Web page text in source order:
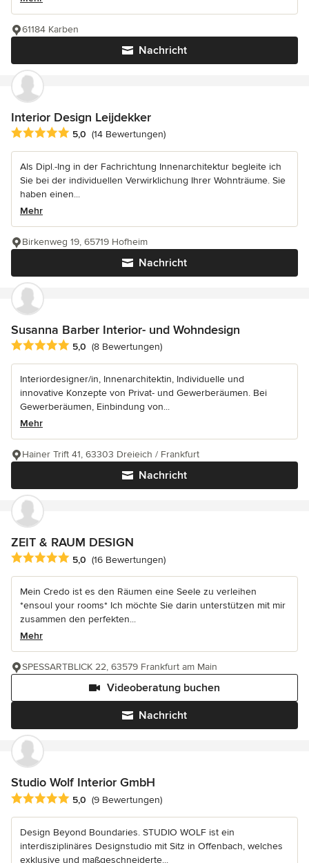
Nachricht
61184 Karben
Interior Design Leijdekker
Durchschnittliche Bewertung: 5 von 5 Sternen
5,0 (14 Bewertungen)
Als Dipl.-Ing in der Fachrichtung Innenarchitektur begleite ich
Sie bei der individuellen Verwirklichung Ihrer Wohnträume. Sie
haben einen...
Mehr
Nachricht
Birkenweg 19, 65719 Hofheim
Susanna Barber Interior- und Wohndesign
Durchschnittliche Bewertung: 5 von 5 Sternen
5,0 (8 Bewertungen)
Interiordesigner/in, Innenarchitektin, Individuelle und
innovative Konzepte von Privat- und Gewerberäumen. Bei
Gewerberäumen, Einbindung von...
Mehr
Nachricht
Hainer Trift 41, 63303 Dreieich / Frankfurt
ZEIT & RAUM DESIGN
Durchschnittliche Bewertung: 5 von 5 Sternen
5,0 (16 Bewertungen)
Mein Credo ist es den Räumen eine Seele zu verleihen
*ensoul your rooms* Ich möchte Sie darin unterstützen mit mir
zusammen den perfekten...
Mehr
Nachricht
Videoberatung buchen
SPESSARTBLICK 22, 63579 Frankfurt am Main
Studio Wolf Interior GmbH
Durchschnittliche Bewertung: 5 von 5 Sternen
5,0 (9 Bewertungen)
Design Beyond Boundaries. STUDIO WOLF ist ein
interdisziplinäres Designstudio mit Sitz in Offenbach, welches
exklusive und maßgeschneiderte...